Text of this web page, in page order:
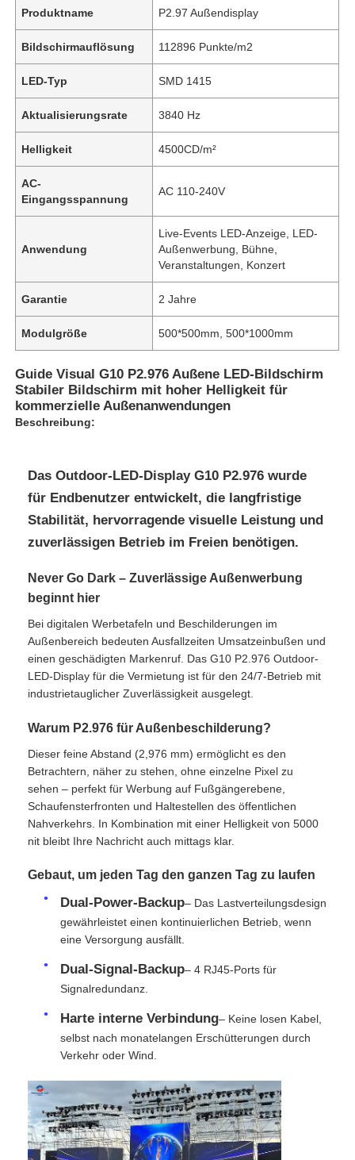
Zu Hause
Produkte
Videos
Über uns
Werksbesichtigung
Kontakt
Nachrichten
Fälle
Produktname P2.97 Außendisplay
Bildschirmauflösung 112896 Punkte/m2
LED-Typ SMD 1415
Aktualisierungsrate 3840 Hz
Helligkeit 4500CD/m²
AC-
Eingangsspannung
AC 110-240V
Anwendung
Live-Events LED-Anzeige, LED-
Außenwerbung, Bühne,
Veranstaltungen, Konzert
Garantie 2 Jahre
Modulgröße 500*500mm, 500*1000mm
Guide Visual G10 P2.976 Außene LED-Bildschirm
Stabiler Bildschirm mit hoher Helligkeit für
kommerzielle Außenanwendungen
Beschreibung:
Das Outdoor-LED-Display G10 P2.976 wurde
für Endbenutzer entwickelt, die langfristige
Stabilität, hervorragende visuelle Leistung und
zuverlässigen Betrieb im Freien benötigen.
Never Go Dark – Zuverlässige Außenwerbung
beginnt hier
Bei digitalen Werbetafeln und Beschilderungen im
Außenbereich bedeuten Ausfallzeiten Umsatzeinbußen und
einen geschädigten Markenruf. Das G10 P2.976 Outdoor-
LED-Display für die Vermietung ist für den 24/7-Betrieb mit
industrietauglicher Zuverlässigkeit ausgelegt.
Warum P2.976 für Außenbeschilderung?
Dieser feine Abstand (2,976 mm) ermöglicht es den
Betrachtern, näher zu stehen, ohne einzelne Pixel zu
sehen – perfekt für Werbung auf Fußgängerebene,
Schaufensterfronten und Haltestellen des öffentlichen
Nahverkehrs. In Kombination mit einer Helligkeit von 5000
nit bleibt Ihre Nachricht auch mittags klar.
Gebaut, um jeden Tag den ganzen Tag zu laufen
Dual-Power-Backup– Das Lastverteilungsdesign
gewährleistet einen kontinuierlichen Betrieb, wenn
eine Versorgung ausfällt.
Dual-Signal-Backup– 4 RJ45-Ports für
Signalredundanz.
Harte interne Verbindung– Keine losen Kabel,
selbst nach monatelangen Erschütterungen durch
Verkehr oder Wind.